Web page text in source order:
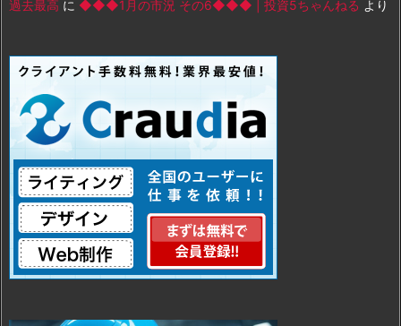
過去最高 に ◆◆◆1月の市況 その6◆◆◆ | 投資5ちゃんねる より